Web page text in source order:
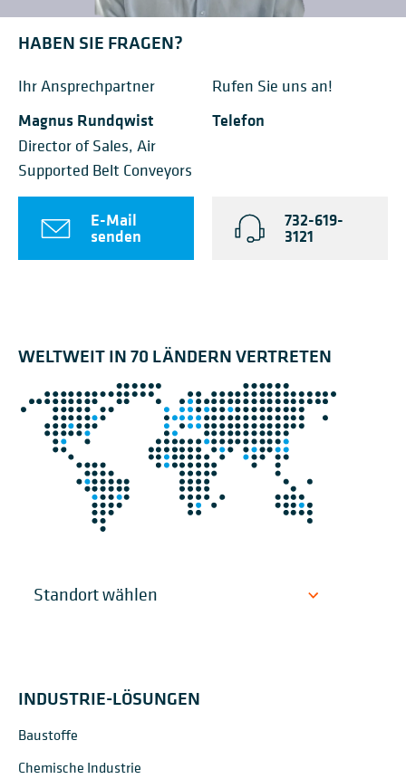
HABEN SIE FRAGEN?
Ihr Ansprechpartner
Magnus Rundqwist
Director of Sales, Air
Supported Belt Conveyors
E-Mail
senden
Rufen Sie uns an!
Telefon
732-619-
3121
WELTWEIT IN 70 LÄNDERN VERTRETEN
INDUSTRIE-LÖSUNGEN
Baustoffe
Chemische Industrie